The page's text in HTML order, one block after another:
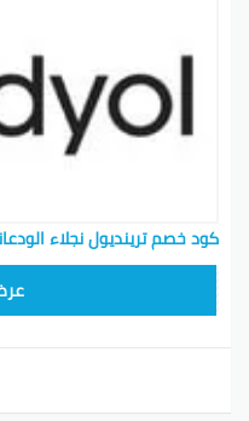
كود خصم ترينديول نجلاء